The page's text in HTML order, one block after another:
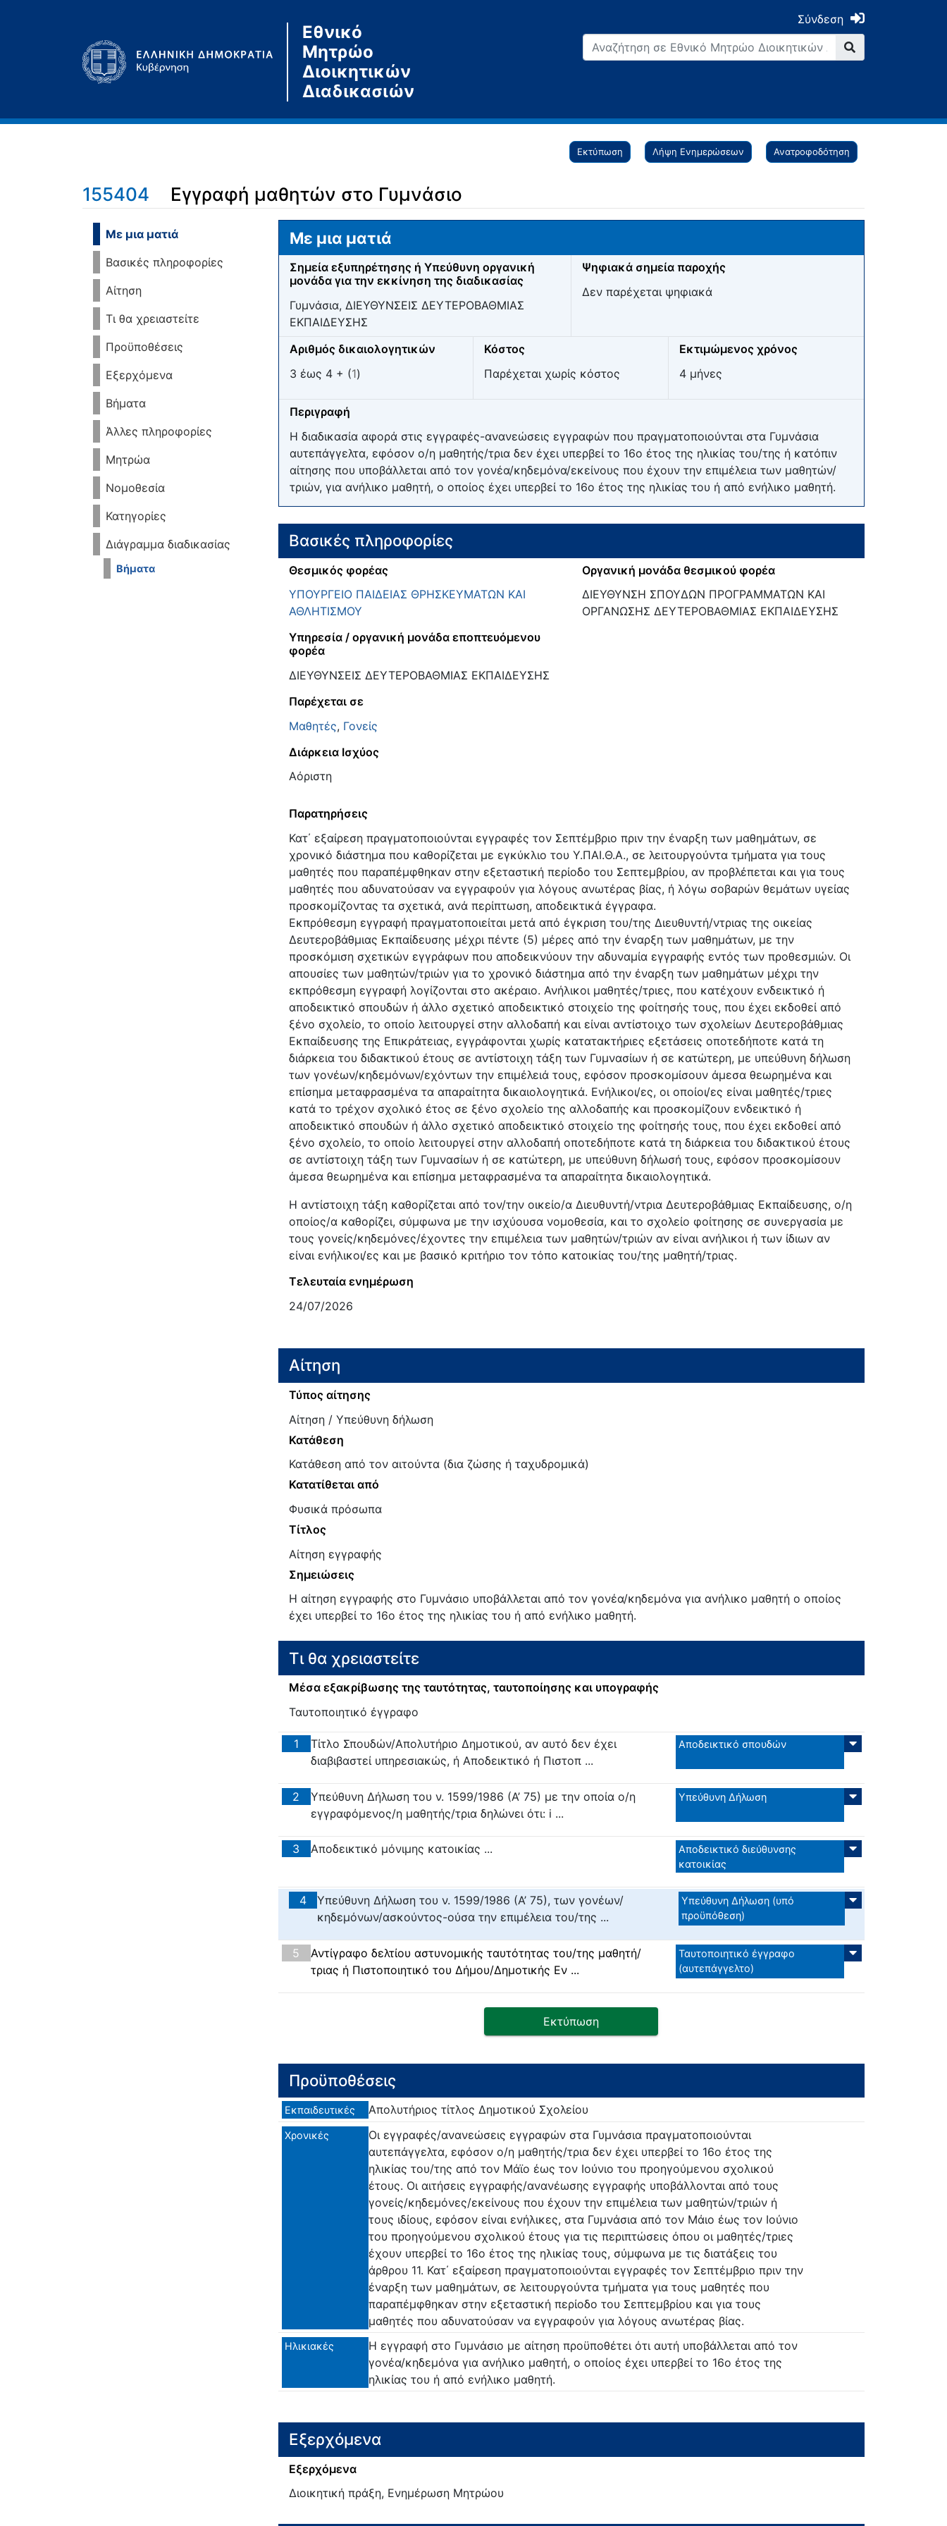
Εθνικό
Μητρώο
Διοικητικών
Διαδικασιών
Σύνδεση
Εκτύπωση Λήψη Ενημερώσεων Ανατροφοδότηση
155404 Εγγραφή μαθητών στο Γυμνάσιο
Μετάβαση σε: πλοήγηση
Με μια ματιά
Βασικές πληροφορίες
Αίτηση
Τι θα χρειαστείτε
Προϋποθέσεις
Εξερχόμενα
Βήματα
Άλλες πληροφορίες
Μητρώα
Νομοθεσία
Κατηγορίες
Διάγραμμα διαδικασίας
Βήματα
Με μια ματιά
Σημεία εξυπηρέτησης ή Υπεύθυνη οργανική
μονάδα για την εκκίνηση της διαδικασίας
Γυμνάσια, ΔΙΕΥΘΥΝΣΕΙΣ ΔΕΥΤΕΡΟΒΑΘΜΙΑΣ
ΕΚΠΑΙΔΕΥΣΗΣ
Ψηφιακά σημεία παροχής
Δεν παρέχεται ψηφιακά
Αριθμός δικαιολογητικών
3 έως 4 + (1)
Κόστος
Παρέχεται χωρίς κόστος
Εκτιμώμενος χρόνος
4 μήνες
Περιγραφή
Η διαδικασία αφορά στις εγγραφές-ανανεώσεις εγγραφών που πραγματοποιούνται στα Γυμνάσια
αυτεπάγγελτα, εφόσον ο/η μαθητής/τρια δεν έχει υπερβεί το 16ο έτος της ηλικίας του/της ή κατόπιν
αίτησης που υποβάλλεται από τον γονέα/κηδεμόνα/εκείνους που έχουν την επιμέλεια των μαθητών/
τριών, για ανήλικο μαθητή, ο οποίος έχει υπερβεί το 16ο έτος της ηλικίας του ή από ενήλικο μαθητή.
Βασικές πληροφορίες
Θεσμικός φορέας
ΥΠΟΥΡΓΕΙΟ ΠΑΙΔΕΙΑΣ ΘΡΗΣΚΕΥΜΑΤΩΝ ΚΑΙ
ΑΘΛΗΤΙΣΜΟΥ
Οργανική μονάδα θεσμικού φορέα
ΔΙΕΥΘΥΝΣΗ ΣΠΟΥΔΩΝ ΠΡΟΓΡΑΜΜΑΤΩΝ ΚΑΙ
ΟΡΓΑΝΩΣΗΣ ΔΕΥΤΕΡΟΒΑΘΜΙΑΣ ΕΚΠΑΙΔΕΥΣΗΣ
Υπηρεσία / οργανική μονάδα εποπτευόμενου
φορέα
ΔΙΕΥΘΥΝΣΕΙΣ ΔΕΥΤΕΡΟΒΑΘΜΙΑΣ ΕΚΠΑΙΔΕΥΣΗΣ
Παρέχεται σε
Μαθητές, Γονείς
Διάρκεια Ισχύος
Αόριστη
Παρατηρήσεις
Κατ΄ εξαίρεση πραγματοποιούνται εγγραφές τον Σεπτέμβριο πριν την έναρξη των μαθημάτων, σε
χρονικό διάστημα που καθορίζεται με εγκύκλιο του Υ.ΠΑΙ.Θ.Α., σε λειτουργούντα τμήματα για τους
μαθητές που παραπέμφθηκαν στην εξεταστική περίοδο του Σεπτεμβρίου, αν προβλέπεται και για τους
μαθητές που αδυνατούσαν να εγγραφούν για λόγους ανωτέρας βίας, ή λόγω σοβαρών θεμάτων υγείας
προσκομίζοντας τα σχετικά, ανά περίπτωση, αποδεικτικά έγγραφα.
Εκπρόθεσμη εγγραφή πραγματοποιείται μετά από έγκριση του/της Διευθυντή/ντριας της οικείας
Δευτεροβάθμιας Εκπαίδευσης μέχρι πέντε (5) μέρες από την έναρξη των μαθημάτων, με την
προσκόμιση σχετικών εγγράφων που αποδεικνύουν την αδυναμία εγγραφής εντός των προθεσμιών. Οι
απουσίες των μαθητών/τριών για το χρονικό διάστημα από την έναρξη των μαθημάτων μέχρι την
εκπρόθεσμη εγγραφή λογίζονται στο ακέραιο. Ανήλικοι μαθητές/τριες, που κατέχουν ενδεικτικό ή
αποδεικτικό σπουδών ή άλλο σχετικό αποδεικτικό στοιχείο της φοίτησής τους, που έχει εκδοθεί από
ξένο σχολείο, το οποίο λειτουργεί στην αλλοδαπή και είναι αντίστοιχο των σχολείων Δευτεροβάθμιας
Εκπαίδευσης της Επικράτειας, εγγράφονται χωρίς κατατακτήριες εξετάσεις οποτεδήποτε κατά τη
διάρκεια του διδακτικού έτους σε αντίστοιχη τάξη των Γυμνασίων ή σε κατώτερη, με υπεύθυνη δήλωση
των γονέων/κηδεμόνων/εχόντων την επιμέλειά τους, εφόσον προσκομίσουν άμεσα θεωρημένα και
επίσημα μεταφρασμένα τα απαραίτητα δικαιολογητικά. Ενήλικοι/ες, οι οποίοι/ες είναι μαθητές/τριες
κατά το τρέχον σχολικό έτος σε ξένο σχολείο της αλλοδαπής και προσκομίζουν ενδεικτικό ή
αποδεικτικό σπουδών ή άλλο σχετικό αποδεικτικό στοιχείο της φοίτησής τους, που έχει εκδοθεί από
ξένο σχολείο, το οποίο λειτουργεί στην αλλοδαπή οποτεδήποτε κατά τη διάρκεια του διδακτικού έτους
σε αντίστοιχη τάξη των Γυμνασίων ή σε κατώτερη, με υπεύθυνη δήλωσή τους, εφόσον προσκομίσουν
άμεσα θεωρημένα και επίσημα μεταφρασμένα τα απαραίτητα δικαιολογητικά.
Η αντίστοιχη τάξη καθορίζεται από τον/την οικείο/α Διευθυντή/ντρια Δευτεροβάθμιας Εκπαίδευσης, ο/η
οποίος/α καθορίζει, σύμφωνα με την ισχύουσα νομοθεσία, και το σχολείο φοίτησης σε συνεργασία με
τους γονείς/κηδεμόνες/έχοντες την επιμέλεια των μαθητών/τριών αν είναι ανήλικοι ή των ίδιων αν
είναι ενήλικοι/ες και με βασικό κριτήριο τον τόπο κατοικίας του/της μαθητή/τριας.
Τελευταία ενημέρωση
24/07/2026
Αίτηση
Τύπος αίτησης
Αίτηση / Υπεύθυνη δήλωση
Κατάθεση
Κατάθεση από τον αιτούντα (δια ζώσης ή ταχυδρομικά)
Κατατίθεται από
Φυσικά πρόσωπα
Τίτλος
Αίτηση εγγραφής
Σημειώσεις
Η αίτηση εγγραφής στο Γυμνάσιο υποβάλλεται από τον γονέα/κηδεμόνα για ανήλικο μαθητή ο οποίος
έχει υπερβεί το 16ο έτος της ηλικίας του ή από ενήλικο μαθητή.
Τι θα χρειαστείτε
Μέσα εξακρίβωσης της ταυτότητας, ταυτοποίησης και υπογραφής
Ταυτοποιητικό έγγραφο
1
Τίτλο Σπουδών/Απολυτήριο Δημοτικού, αν αυτό δεν έχει
διαβιβαστεί υπηρεσιακώς, ή Αποδεικτικό ή Πιστοπ ...
Αποδεικτικό σπουδών
2
Υπεύθυνη Δήλωση του ν. 1599/1986 (Α’ 75) με την οποία ο/η
εγγραφόμενος/η μαθητής/τρια δηλώνει ότι: i ...
Υπεύθυνη Δήλωση
3 Αποδεικτικό μόνιμης κατοικίας ...
Αποδεικτικό διεύθυνσης
κατοικίας
4
Υπεύθυνη Δήλωση του ν. 1599/1986 (Α’ 75), των γονέων/
κηδεμόνων/ασκούντος-ούσα την επιμέλεια του/της ...
Υπεύθυνη Δήλωση (υπό
προϋπόθεση)
5
Αντίγραφο δελτίου αστυνομικής ταυτότητας του/της μαθητή/
τριας ή Πιστοποιητικό του Δήμου/Δημοτικής Εν ...
Ταυτοποιητικό έγγραφο
(αυτεπάγγελτο)
Εκτύπωση
Προϋποθέσεις
Εκπαιδευτικές Απολυτήριος τίτλος Δημοτικού Σχολείου
Χρονικές
Οι εγγραφές/ανανεώσεις εγγραφών στα Γυμνάσια πραγματοποιούνται
αυτεπάγγελτα, εφόσον ο/η μαθητής/τρια δεν έχει υπερβεί το 16ο έτος της
ηλικίας του/της από τον Μάϊο έως τον Ιούνιο του προηγούμενου σχολικού
έτους. Οι αιτήσεις εγγραφής/ανανέωσης εγγραφής υποβάλλονται από τους
γονείς/κηδεμόνες/εκείνους που έχουν την επιμέλεια των μαθητών/τριών ή
τους ιδίους, εφόσον είναι ενήλικες, στα Γυμνάσια από τον Μάιο έως τον Ιούνιο
του προηγούμενου σχολικού έτους για τις περιπτώσεις όπου οι μαθητές/τριες
έχουν υπερβεί το 16ο έτος της ηλικίας τους, σύμφωνα με τις διατάξεις του
άρθρου 11. Κατ΄ εξαίρεση πραγματοποιούνται εγγραφές τον Σεπτέμβριο πριν την
έναρξη των μαθημάτων, σε λειτουργούντα τμήματα για τους μαθητές που
παραπέμφθηκαν στην εξεταστική περίοδο του Σεπτεμβρίου και για τους
μαθητές που αδυνατούσαν να εγγραφούν για λόγους ανωτέρας βίας.
Ηλικιακές
Η εγγραφή στο Γυμνάσιο με αίτηση προϋποθέτει ότι αυτή υποβάλλεται από τον
γονέα/κηδεμόνα για ανήλικο μαθητή, ο οποίος έχει υπερβεί το 16ο έτος της
ηλικίας του ή από ενήλικο μαθητή.
Εξερχόμενα
Εξερχόμενα
Διοικητική πράξη, Ενημέρωση Μητρώου